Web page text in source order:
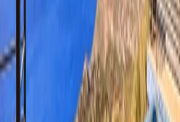
Kültür ve Turizm Bakanlığı
Belge No:
Giriş - Çıkış Tarihi Tarih aralığı seçin
Yetişkin Sayısı